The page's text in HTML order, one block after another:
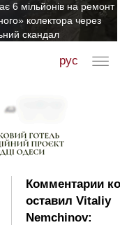
6 мільйонів на ремонт
колектора через
скандал
рус
Комментарии
оставил Vitaliy
Nemchinov: